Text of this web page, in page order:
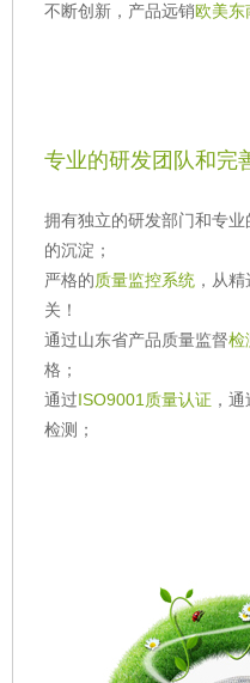
不断创新，产品远销欧美东
专业的研发团队和完
拥有独立的研发部门和专业
的沉淀；
严格的质量监控系统 ，从
关！
通过山东省产品质量监督检
格；
通过ISO9001质量认证 ，
检测；